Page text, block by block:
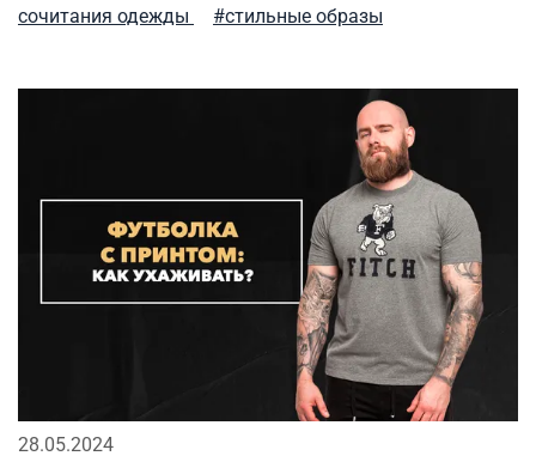
ветровка милитари пуховые жилеты
бесшовное мужское термобелье
индивидуальный стиль мужчины
стильная толстовка 5.11 tactical
натуральный хлопок дизайнерские вещи
милитари брюки
мужская одежда
сочитания одежды
#стильные образы
28.05.2024